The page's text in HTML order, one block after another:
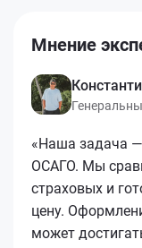
Мнение
«Наша задача
ОСАГО. Мы
страховых и
цену.
может